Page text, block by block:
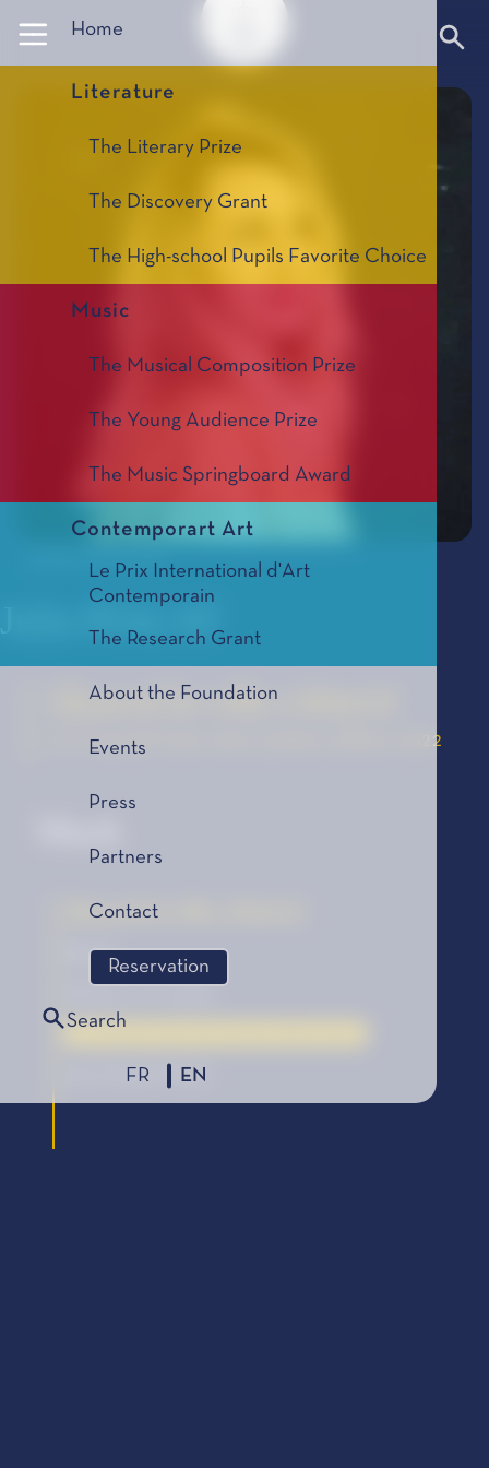
Home
Literature
The Literary Prize
The Discovery Grant
The High-school Pupils Favorite Choice
Music
The Musical Composition Prize
The Young Audience Prize
The Music Springboard Award
Contemporart Art
Le Prix International d'Art
Contemporain
The Research Grant
About the Foundation
Events
Press
Partners
Contact
Reservation
Search
FR EN
Julia PIALAT
Quand la ville s'éteint
Le Coup de Cœur des Lycéens, édition 2022
Quand la ville s'éteint
Novel
2022 SELECTION